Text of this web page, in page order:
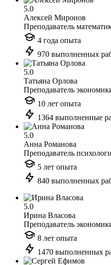
5.0
Алексей Миронов
Преподаватель
4 года опыта
970 выполненных
5.0
Татьяна Орлова
Преподаватель
10 лет опыта
1364 выполненные
5.0
Анна Романова
Преподаватель
5 лет опыта
840 выполненных
5.0
Ирина Власова
Преподаватель
8 лет опыта
1470 выполненных